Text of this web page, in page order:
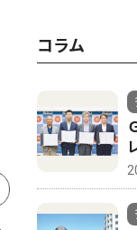
鈴木産婦人科
コラム